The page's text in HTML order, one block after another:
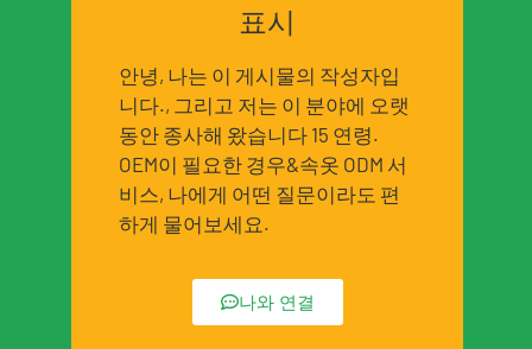
표시
안녕, 나는 이 게시물의 작성자입
니다., 그리고 저는 이 분야에 오랫
동안 종사해 왔습니다 15 연령.
OEM이 필요한 경우&속옷 ODM 서
비스, 나에게 어떤 질문이라도 편
하게 물어보세요.
나와 연결